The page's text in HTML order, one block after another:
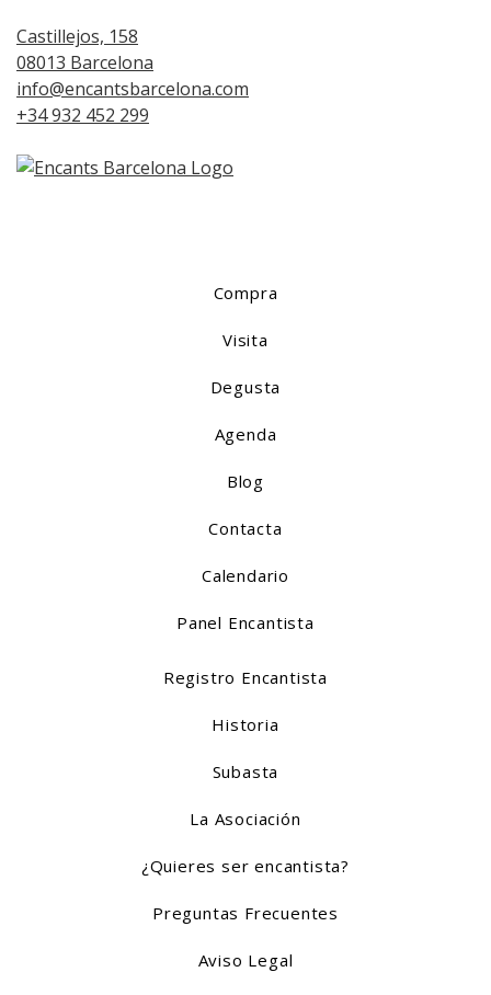
Castillejos, 158
08013 Barcelona
info@encantsbarcelona.com
+34 932 452 299
Compra
Visita
Degusta
Agenda
Blog
Contacta
Calendario
Panel Encantista
Registro Encantista
Historia
Subasta
La Asociación
¿Quieres ser encantista?
Preguntas Frecuentes
Aviso Legal